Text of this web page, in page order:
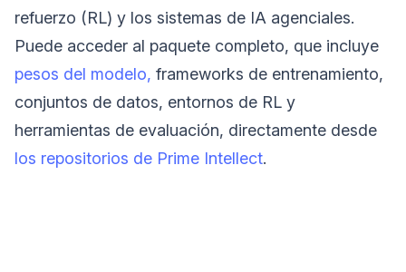
refuerzo (RL) y los sistemas de IA agenciales.
Puede acceder al paquete completo, que incluye
pesos del modelo, frameworks de entrenamiento,
conjuntos de datos, entornos de RL y
herramientas de evaluación, directamente desde
los repositorios de Prime Intellect.